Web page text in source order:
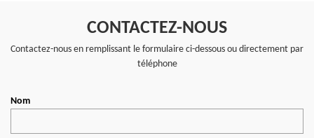
CONTACTEZ-NOUS
Contactez-nous en remplissant le formulaire ci-dessous ou directement par
téléphone
Nom